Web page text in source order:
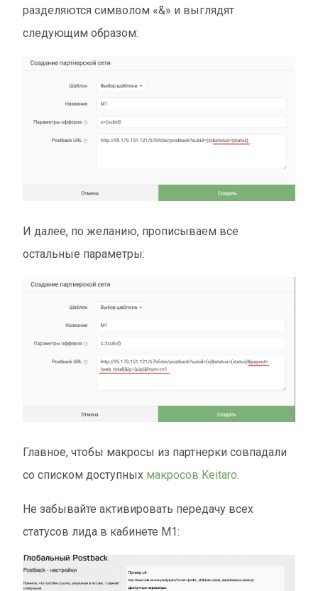
разделяются символом «&» и выглядят
следующим образом:
И далее, по желанию, прописываем все
остальные параметры:
Главное, чтобы макросы из партнерки совпадали
со списком доступных макросов Keitaro.
Не забывайте активировать передачу всех
статусов лида в кабинете M1: